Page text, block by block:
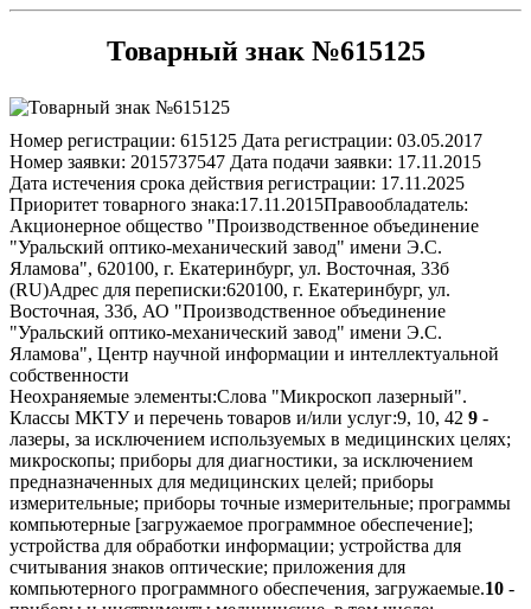
Товарный знак №615125
Номер регистрации: 615125 Дата регистрации: 03.05.2017
Номер заявки: 2015737547 Дата подачи заявки: 17.11.2015
Дата истечения срока действия регистрации: 17.11.2025
Приоритет товарного знака:17.11.2015Правообладатель:
Акционерное общество "Производственное объединение
"Уральский оптико-механический завод" имени Э.С.
Яламова", 620100, г. Екатеринбург, ул. Восточная, 33б
(RU)Адрес для переписки:620100, г. Екатеринбург, ул.
Восточная, 33б, АО "Производственное объединение
"Уральский оптико-механический завод" имени Э.С.
Яламова", Центр научной информации и интеллектуальной
собственности
Неохраняемые элементы:Слова "Микроскоп лазерный".
Классы МКТУ и перечень товаров и/или услуг:9, 10, 42 9 -
лазеры, за исключением используемых в медицинских целях;
микроскопы; приборы для диагностики, за исключением
предназначенных для медицинских целей; приборы
измерительные; приборы точные измерительные; программы
компьютерные [загружаемое программное обеспечение];
устройства для обработки информации; устройства для
считывания знаков оптические; приложения для
компьютерного программного обеспечения, загружаемые.10 -